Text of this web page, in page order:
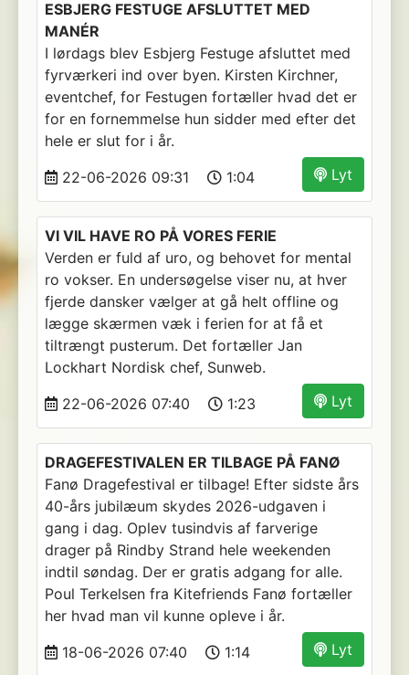
ESBJERG FESTUGE AFSLUTTET MED
MANÉR
I lørdags blev Esbjerg Festuge afsluttet med
fyrværkeri ind over byen. Kirsten Kirchner,
eventchef, for Festugen fortæller hvad det er
for en fornemmelse hun sidder med efter det
hele er slut for i år.
Lyt
22-06-2026 09:31 1:04
VI VIL HAVE RO PÅ VORES FERIE
Verden er fuld af uro, og behovet for mental
ro vokser. En undersøgelse viser nu, at hver
fjerde dansker vælger at gå helt offline og
lægge skærmen væk i ferien for at få et
tiltrængt pusterum. Det fortæller Jan
Lockhart Nordisk chef, Sunweb.
Lyt
22-06-2026 07:40 1:23
DRAGEFESTIVALEN ER TILBAGE PÅ FANØ
Fanø Dragefestival er tilbage! Efter sidste års
40-års jubilæum skydes 2026-udgaven i
gang i dag. Oplev tusindvis af farverige
drager på Rindby Strand hele weekenden
indtil søndag. Der er gratis adgang for alle.
Poul Terkelsen fra Kitefriends Fanø fortæller
her hvad man vil kunne opleve i år.
Lyt
18-06-2026 07:40 1:14